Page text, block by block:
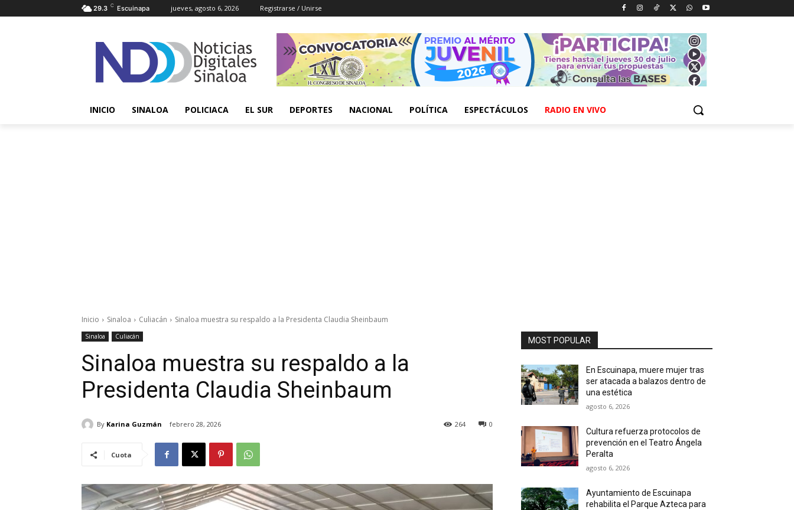
29.3 C Escuinapa jueves, agosto 6, 2026 Registrarse / Unirse
INICIO SINALOA POLICIACA EL SUR DEPORTES NACIONAL POLÍTICA ESPECTÁCULOS RADIO EN VIVO
Inicio Sinaloa Culiacán Sinaloa muestra su respaldo a la Presidenta Claudia Sheinbaum
Sinaloa Culiacán
Sinaloa muestra su respaldo a la
Presidenta Claudia Sheinbaum
By Karina Guzmán febrero 28, 2026 0
264
Cuota
MOST POPULAR
En Escuinapa, muere mujer tras
ser atacada a balazos dentro de
una estética
agosto 6, 2026
Cultura refuerza protocolos de
prevención en el Teatro Ángela
Peralta
agosto 6, 2026
Ayuntamiento de Escuinapa
rehabilita el Parque Azteca para